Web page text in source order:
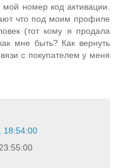
номер код активации.
что под моим профиле
(тот кому я продала
мне быть? Как вернуть
с покупателем у меня
18:54:00